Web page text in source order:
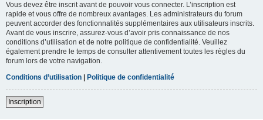
Vous devez être inscrit avant de pouvoir vous connecter. L’inscription est
rapide et vous offre de nombreux avantages. Les administrateurs du forum
peuvent accorder des fonctionnalités supplémentaires aux utilisateurs inscrits.
Avant de vous inscrire, assurez-vous d’avoir pris connaissance de nos
conditions d’utilisation et de notre politique de confidentialité. Veuillez
également prendre le temps de consulter attentivement toutes les règles du
forum lors de votre navigation.
Conditions d’utilisation
Politique de confidentialité
Inscription